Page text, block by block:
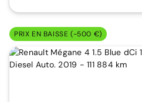
PRIX EN BAISSE (-500 €)